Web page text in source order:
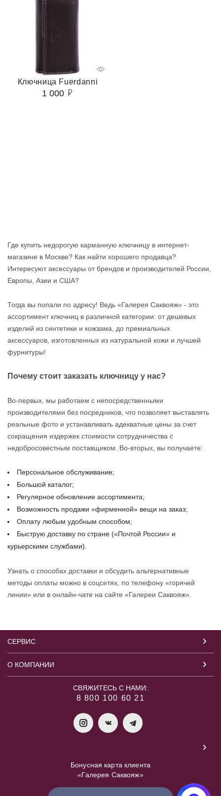
Ключница Fuerdanni
1 000
Где купить недорогую карманную ключницу в интернет-
магазине в Москве? Как найти хорошего продавца?
Интересуют аксессуары от брендов и производителей России,
Европы, Азии и США?
Тогда вы попали по адресу! Ведь «Галерея Саквояж» - это
ассортимент ключниц в различной категории: от дешевых
изделий из синтетики и кожзама, до премиальных
аксессуаров, изготовленных из натуральной кожи и лучшей
фурнитуры!
Почему стоит заказать ключницу у нас?
Во-первых, мы работаем с непосредственными
производителями без посредников, что позволяет выставлять
реальные фото и устанавливать адекватные цены за счет
сокращения издержек стоимости сотрудничества с
недобросовестным поставщиком. Во-вторых, вы получаете:
Персональное обслуживание;
Большой каталог;
Регулярное обновление ассортимента;
Возможность продажи «фирменной» вещи на заказ;
Оплату любым удобным способом;
Быструю доставку по стране («Почтой России» и
курьерскими службами).
Узнать о способах доставки и обсудить альтернативные
методы оплаты можно в соцсетях, по телефону «горячей
линии» или в онлайн-чате на сайте «Галереи Саквояж».
СЕРВИС
О КОМПАНИИ
СВЯЖИТЕСЬ С НАМИ:
8 800 100 60 21
Бонусная карта клиента
«Галерея Саквояж»